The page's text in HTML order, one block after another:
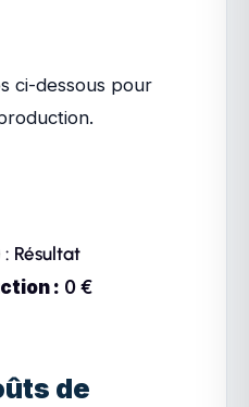
ci-dessous pour
: Résultat
: 0 €
de